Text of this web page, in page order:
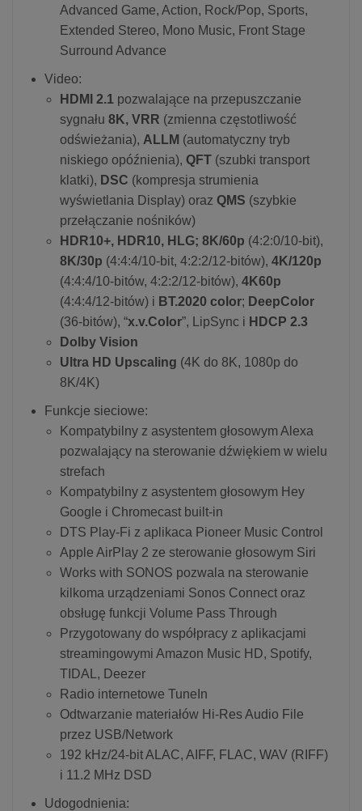
Advanced Game, Action, Rock/Pop, Sports,
Extended Stereo, Mono Music, Front Stage
Surround Advance
Video:
HDMI 2.1 pozwalające na przepuszczanie
sygnału 8K, VRR (zmienna częstotliwość
odświeżania), ALLM (automatyczny tryb
niskiego opóźnienia), QFT (szubki transport
klatki), DSC (kompresja strumienia
wyświetlania Display) oraz QMS (szybkie
przełączanie nośników)
HDR10+, HDR10, HLG; 8K/60p (4:2:0/10-bit),
8K/30p (4:4:4/10-bit, 4:2:2/12-bitów), 4K/120p
(4:4:4/10-bitów, 4:2:2/12-bitów), 4K60p
(4:4:4/12-bitów) i BT.2020 color; DeepColor
(36-bitów), “x.v.Color”, LipSync i HDCP 2.3
Dolby Vision
Ultra HD Upscaling (4K do 8K, 1080p do
8K/4K)
Funkcje sieciowe:
Kompatybilny z asystentem głosowym Alexa
pozwalający na sterowanie dźwiękiem w wielu
strefach
Kompatybilny z asystentem głosowym Hey
Google i Chromecast built-in
DTS Play-Fi z aplikaca Pioneer Music Control
Apple AirPlay 2 ze sterowanie głosowym Siri
Works with SONOS pozwala na sterowanie
kilkoma urządzeniami Sonos Connect oraz
obsługę funkcji Volume Pass Through
Przygotowany do współpracy z aplikacjami
streamingowymi Amazon Music HD, Spotify,
TIDAL, Deezer
Radio internetowe TuneIn
Odtwarzanie materiałów Hi-Res Audio File
przez USB/Network
192 kHz/24-bit ALAC, AIFF, FLAC, WAV (RIFF)
i 11.2 MHz DSD
Udogodnienia: